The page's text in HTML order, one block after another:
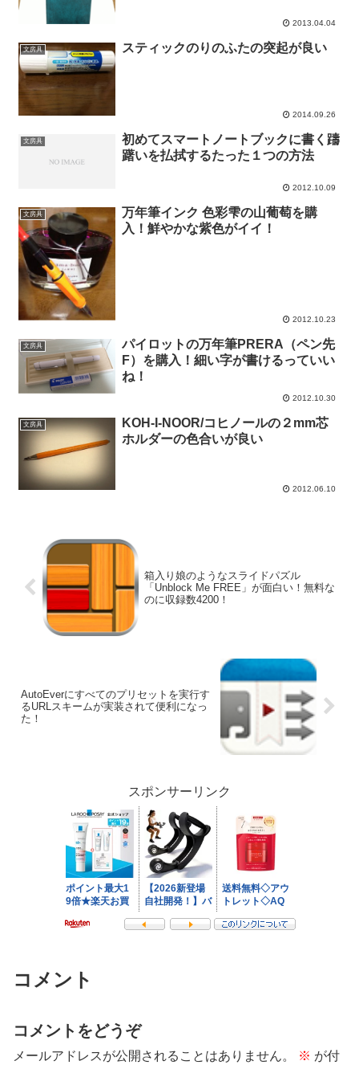
2013.04.04
文房具 スティックのりのふたの突起が良い
2014.09.26
文房具
初めてスマートノートブックに書く躊
躇いを払拭するたった１つの方法
2012.10.09
文房具
万年筆インク 色彩雫の山葡萄を購
入！鮮やかな紫色がイイ！
2012.10.23
文房具
パイロットの万年筆PRERA（ペン先
F）を購入！細い字が書けるっていい
ね！
2012.10.30
文房具
KOH-I-NOOR/コヒノールの２mm芯
ホルダーの色合いが良い
2012.06.10
箱入り娘のようなスライドパズル
「Unblock Me FREE」が面白い！無料な
のに収録数4200！
AutoEverにすべてのプリセットを実行す
るURLスキームが実装されて便利になっ
た！
スポンサーリンク
コメント
コメントをどうぞ
メールアドレスが公開されることはありません。 ※ が付